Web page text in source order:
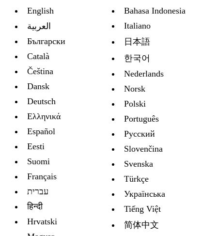
English
العربية
Български
Català
Čeština
Dansk
Deutsch
Ελληνικά
Español
Eesti
Suomi
Français
עברית
हिन्दी
Hrvatski
Bahasa Indonesia
Italiano
日本語
한국어
Nederlands
Norsk
Polski
Português
Русский
Slovenčina
Svenska
Türkçe
Украïнська
Tiếng Việt
简体中文